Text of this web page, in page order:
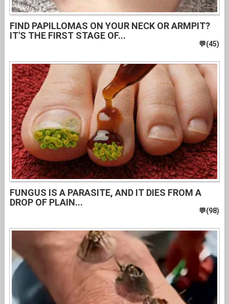
FIND PAPILLOMAS ON YOUR NECK OR ARMPIT?
IT'S THE FIRST STAGE OF...
FUNGUS IS A PARASITE, AND IT DIES FROM A
DROP OF PLAIN...